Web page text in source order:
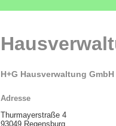
H+G Hausverwaltung GmbH
Adresse
Thurmayerstraße 4
93049 Regensburg